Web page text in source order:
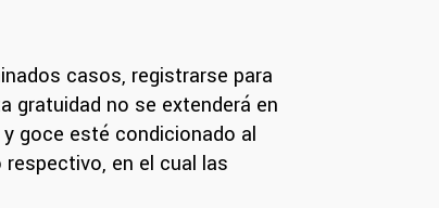
casos, registrarse para
gratuidad no se extenderá en
goce esté condicionado al
en el cual las